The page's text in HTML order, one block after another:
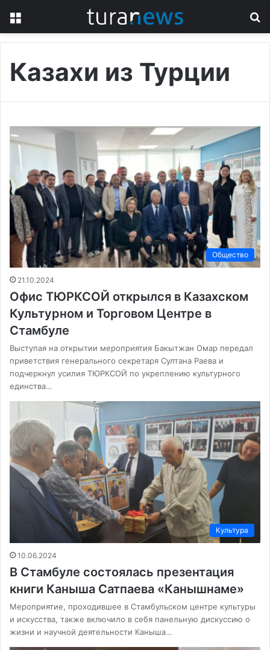
Казахи из Турции
Общество
21.10.2024
Офис ТЮРКСОЙ открылся в Казахском
Культурном и Торговом Центре в
Стамбуле
Выступая на открытии мероприятия Бакытжан Омар передал
приветствия генерального секретаря Султана Раева и
подчеркнул усилия ТЮРКСОЙ по укреплению культурного
единства…
Культура
10.06.2024
В Стамбуле состоялась презентация
книги Каныша Сатпаева «Канышнаме»
Мероприятие, проходившее в Стамбульском центре культуры
и искусства, также включило в себя панельную дискуссию о
жизни и научной деятельности Каныша…